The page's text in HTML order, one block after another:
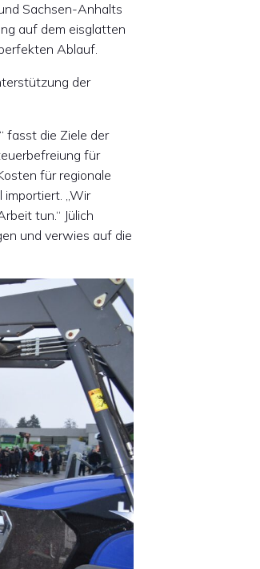
Sachsen-Anhalts
auf dem eisglatten
Ablauf.
der
fasst die Ziele der
für
für regionale
„Wir
tun.“ Jülich
und verwies auf die